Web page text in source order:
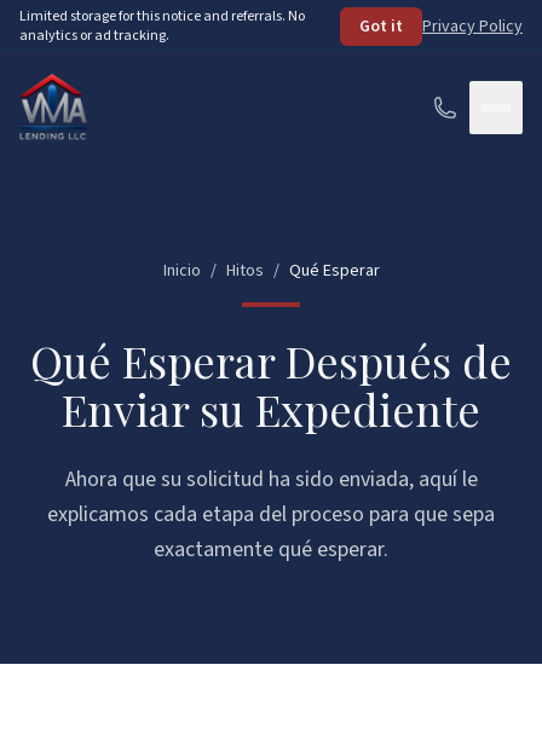
Skip to main content
Limited storage for this notice and referrals. No
analytics or ad tracking.
Got it Privacy Policy
Loan Programs
VA Loans
Conventional Loans
See Your Options
Mortgage Calculator
FAQ
Inicio / Hitos / Qué Esperar
Qué Esperar Después de
Enviar su Expediente
Ahora que su solicitud ha sido enviada, aquí le
explicamos cada etapa del proceso para que sepa
exactamente qué esperar.